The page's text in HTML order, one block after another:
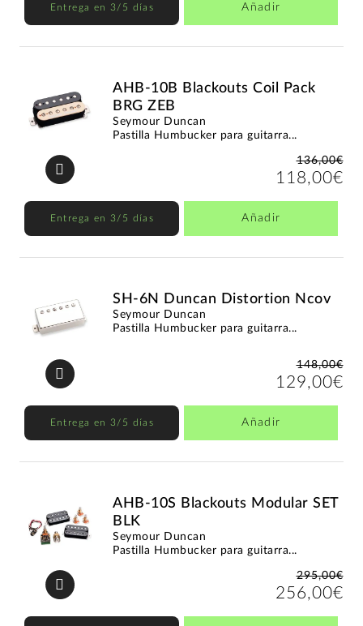
Entrega en 3/5 días Añadir
AHB-10B Blackouts Coil Pack
BRG ZEB
Seymour Duncan
Pastilla Humbucker para guitarra...
136,00€
118,00€
Entrega en 3/5 días Añadir
SH-6N Duncan Distortion Ncov
Seymour Duncan
Pastilla Humbucker para guitarra...
148,00€
129,00€
Entrega en 3/5 días Añadir
AHB-10S Blackouts Modular SET
BLK
Seymour Duncan
Pastilla Humbucker para guitarra...
295,00€
256,00€